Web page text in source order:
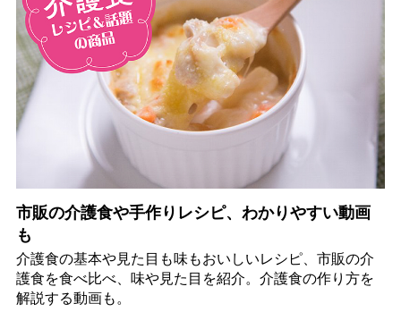
市販の介護食や手作りレシピ、わかりやすい動画
も
介護食の基本や見た目も味もおいしいレシピ、市販の介
護食を食べ比べ、味や見た目を紹介。介護食の作り方を
解説する動画も。